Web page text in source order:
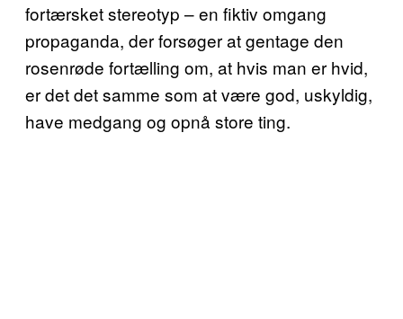
fortærsket stereotyp – en fiktiv omgang
propaganda, der forsøger at gentage den
rosenrøde fortælling om, at hvis man er hvid,
er det det samme som at være god, uskyldig,
have medgang og opnå store ting.